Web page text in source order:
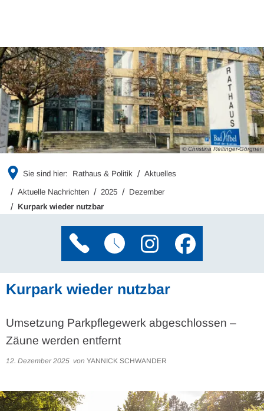
© Christina Reitinger-Görgner
Sie sind hier: Rathaus & Politik Aktuelles
Aktuelle Nachrichten 2025
Dezember
Kurpark wieder nutzbar
Kurpark wieder nutzbar
Umsetzung Parkpflegewerk abgeschlossen –
Zäune werden entfernt
12. Dezember 2025 von YANNICK SCHWANDER